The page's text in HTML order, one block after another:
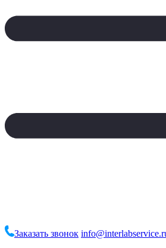
Заказать звонок